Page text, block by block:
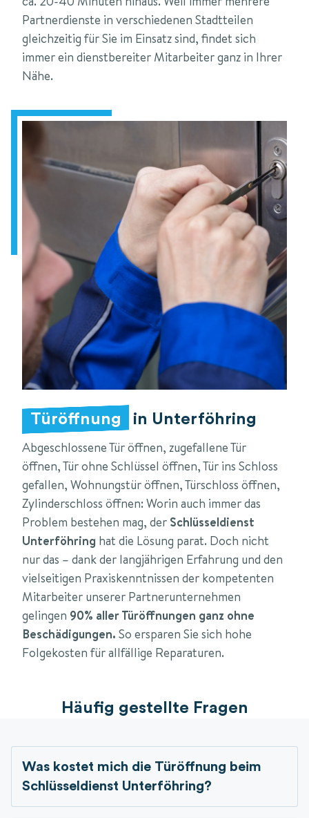
Partnerdienste in verschiedenen Stadtteilen
gleichzeitig für Sie im Einsatz sind, findet sich
immer ein dienstbereiter Mitarbeiter ganz in Ihrer
Nähe.
Türöffnung in Unterföhring
Abgeschlossene Tür öffnen, zugefallene Tür
öffnen, Tür ohne Schlüssel öffnen, Tür ins Schloss
gefallen, Wohnungstür öffnen, Türschloss öffnen,
Zylinderschloss öffnen: Worin auch immer das
Problem bestehen mag, der Schlüsseldienst
Unterföhring hat die Lösung parat. Doch nicht
nur das – dank der langjährigen Erfahrung und den
vielseitigen Praxiskenntnissen der kompetenten
Mitarbeiter unserer Partnerunternehmen
gelingen 90% aller Türöffnungen ganz ohne
Beschädigungen. So ersparen Sie sich hohe
Folgekosten für allfällige Reparaturen.
Häufig gestellte Fragen
Was kostet mich die Türöffnung beim
Schlüsseldienst Unterföhring?